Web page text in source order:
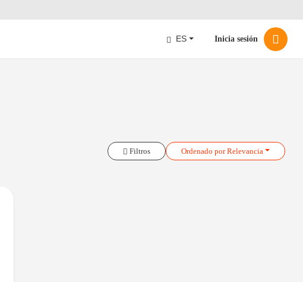
ES Inicia sesión
Filtros Ordenado por Relevancia